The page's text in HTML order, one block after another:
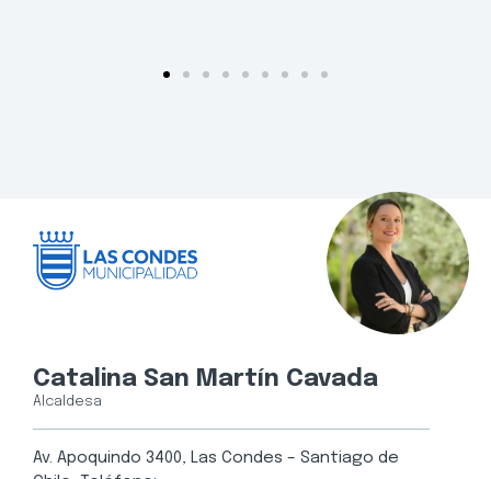
Catalina San Martín Cavada
Alcaldesa
Av. Apoquindo 3400, Las Condes – Santiago de